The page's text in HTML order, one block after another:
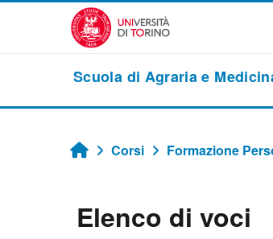
Vai al contenuto principale
Scuola di Agraria e
Home
Corsi Formazione
Elenco di voci